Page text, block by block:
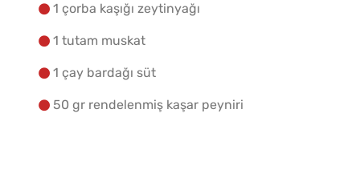
1 çorba kaşığı zeytinyağı
1 tutam muskat
1 çay bardağı süt
50 gr rendelenmiş kaşar peyniri